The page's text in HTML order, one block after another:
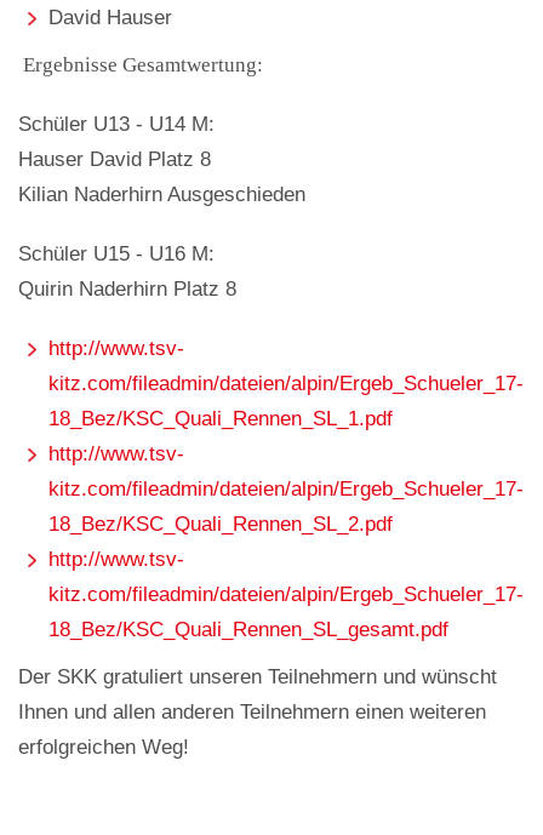
David Hauser
Ergebnisse Gesamtwertung:
Schüler U13 - U14 M:
Hauser David Platz 8
Kilian Naderhirn Ausgeschieden
Schüler U15 - U16 M:
Quirin Naderhirn Platz 8
http://www.tsv-
kitz.com/fileadmin/dateien/alpin/Ergeb_Schueler_17-
18_Bez/KSC_Quali_Rennen_SL_1.pdf
http://www.tsv-
kitz.com/fileadmin/dateien/alpin/Ergeb_Schueler_17-
18_Bez/KSC_Quali_Rennen_SL_2.pdf
http://www.tsv-
kitz.com/fileadmin/dateien/alpin/Ergeb_Schueler_17-
18_Bez/KSC_Quali_Rennen_SL_gesamt.pdf
Der SKK gratuliert unseren Teilnehmern und wünscht
Ihnen und allen anderen Teilnehmern einen weiteren
erfolgreichen Weg!